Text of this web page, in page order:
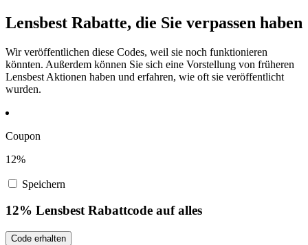
Lensbest Rabatte, die Sie verpassen haben
Wir veröffentlichen diese Codes, weil sie noch funktionieren
könnten. Außerdem können Sie sich eine Vorstellung von früheren
Lensbest Aktionen haben und erfahren, wie oft sie veröffentlicht
wurden.
Coupon
12%
Speichern
12% Lensbest Rabattcode auf alles
Code erhalten